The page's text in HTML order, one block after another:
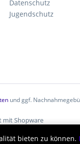
Datenschutz
Jugendschutz
und ggf.
mit Shopware
bieten zu können.